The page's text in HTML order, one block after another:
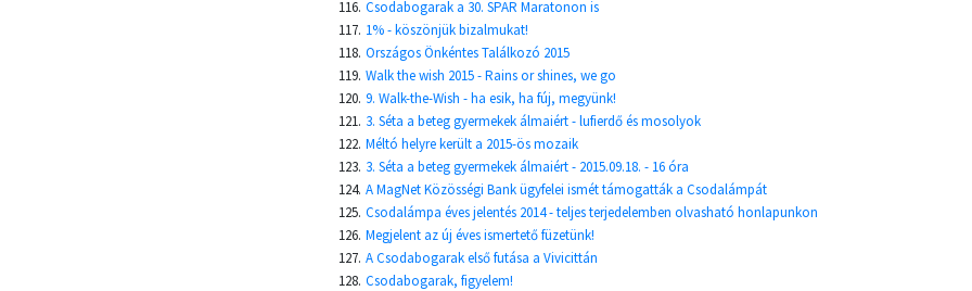
116. Csodabogarak a 30. SPAR Maratonon is
117. 1% - köszönjük bizalmukat!
118. Országos Önkéntes Találkozó 2015
119. Walk the wish 2015 - Rains or shines, we go
120. 9. Walk-the-Wish - ha esik, ha fúj, megyünk!
121. 3. Séta a beteg gyermekek álmaiért - lufierdő és mosolyok
122. Méltó helyre került a 2015-ös mozaik
123. 3. Séta a beteg gyermekek álmaiért - 2015.09.18. - 16 óra
124. A MagNet Közösségi Bank ügyfelei ismét támogatták a Csodalámpát
125. Csodalámpa éves jelentés 2014 - teljes terjedelemben olvasható honlapunkon
126. Megjelent az új éves ismertető füzetünk!
127. A Csodabogarak első futása a Vivicittán
128. Csodabogarak, figyelem!